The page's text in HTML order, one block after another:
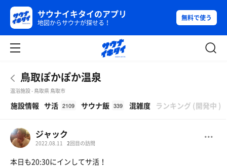
サウナイキタイのアプリ
地図からサウナが探せる！
無料で使う
鳥取ぽかぽか温泉
温浴施設 - 鳥取県 鳥取市
施設情報 サ活 2109 サウナ飯 339 混雑度 ランキング (開発中 )
ジャック
2022.08.11 2回目の訪問
本日も20:30にインしてサ活！